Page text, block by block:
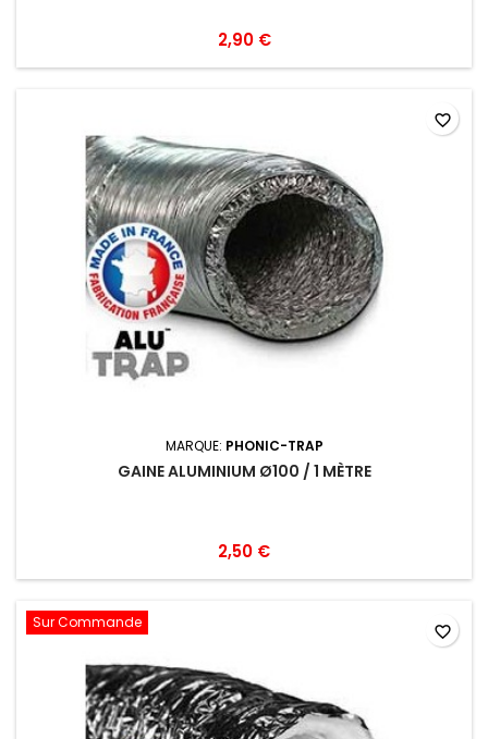
2,90 €
MARQUE: PHONIC-TRAP
GAINE ALUMINIUM Ø100 / 1 MÈTRE
2,50 €
favorite_border
Sur Commande favorite_border